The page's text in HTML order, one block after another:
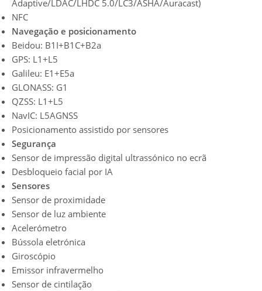
Adaptive/LDAC/LHDC 5.0/LC3/ASHA/Auracast)
NFC
Navegação e posicionamento
Beidou: B1I+B1C+B2a
GPS: L1+L5
Galileu: E1+E5a
GLONASS: G1
QZSS: L1+L5
NavIC: L5AGNSS
Posicionamento assistido por sensores
Segurança
Sensor de impressão digital ultrassónico no ecrã
Desbloqueio facial por IA
Sensores
Sensor de proximidade
Sensor de luz ambiente
Acelerómetro
Bússola eletrónica
Giroscópio
Emissor infravermelho
Sensor de cintilação